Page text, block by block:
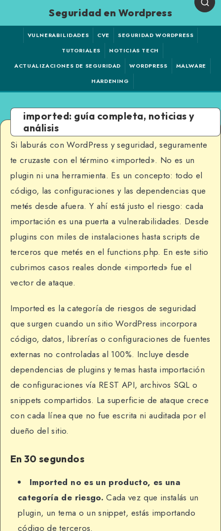
Seguridad en Wordpress
VULNERABILIDADES CVE
SEGURIDAD WORDPRESS
TUTORIALES
NOTICIAS TECH
ACTUALIZACIONES DE SEGURIDAD
WORDPRESS
MALWARE
HARDENING
imported: guía completa, noticias y
análisis
Si laburás con WordPress y seguridad, seguramente
te cruzaste con el término «imported». No es un
plugin ni una herramienta. Es un concepto: todo el
código, las configuraciones y las dependencias que
metés desde afuera. Y ahí está justo el riesgo: cada
importación es una puerta a vulnerabilidades. Desde
plugins con miles de instalaciones hasta scripts de
terceros que metés en el functions.php. En este sitio
cubrimos casos reales donde «imported» fue el
vector de ataque.
Imported es la categoría de riesgos de seguridad
que surgen cuando un sitio WordPress incorpora
código, datos, librerías o configuraciones de fuentes
externas no controladas al 100%. Incluye desde
dependencias de plugins y temas hasta importación
de configuraciones vía REST API, archivos SQL o
snippets compartidos. La superficie de ataque crece
con cada línea que no fue escrita ni auditada por el
dueño del sitio.
En 30 segundos
Imported no es un producto, es una
categoría de riesgo. Cada vez que instalás un
plugin, un tema o un snippet, estás importando
código de terceros.